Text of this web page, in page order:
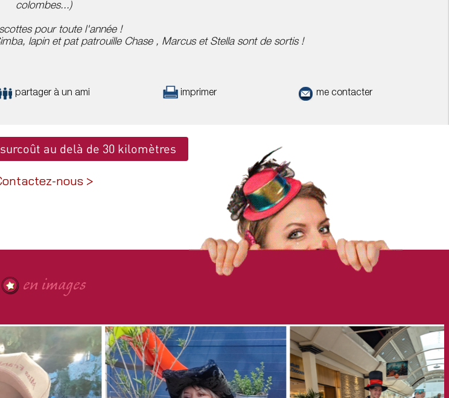
colombes...)
pour toute l'année !
lapin et pat patrouille Chase , Marcus et Stella sont de sortis !
partager à un ami imprimer me contacter
au delà de 30 kilomètres
en images